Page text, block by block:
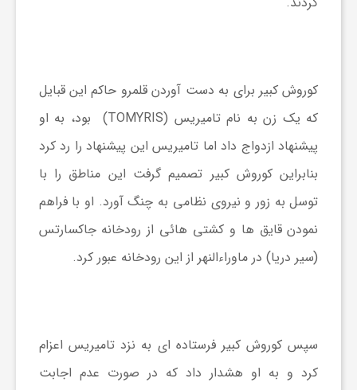
کوروش کبیر برای به دست آوردن قلمرو حاکم این قبایل
که یک زن به نام تامیریس (TOMYRIS) بود، به او
پیشنهاد ازدواج داد اما تامیریس این پیشنهاد را رد کرد
بنابراین کوروش کبیر تصمیم گرفت این مناطق را با
توسل به زور و نیروی نظامی به چنگ آورد. او با فراهم
نمودن قایق ها و کشتی هائی از رودخانه جاکسارتس
(سیر دریا) در ماوراءالنهر از این رودخانه عبور کرد.
سپس کوروش کبیر فرستاده ای به نزد تامیریس اعزام
کرد و به او هشدار داد که در صورت عدم اجابت